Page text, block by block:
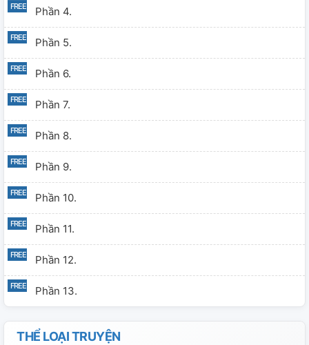
Phần 4.
Phần 5.
Phần 6.
Phần 7.
Phần 8.
Phần 9.
Phần 10.
Phần 11.
Phần 12.
Phần 13.
THỂ LOẠI TRUYỆN